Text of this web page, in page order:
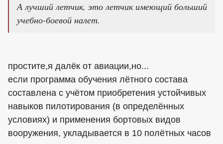
А лучший летчик, это летчик имеющий больший
учебно-боевой налет.
простите,я далёк от авиации,но...
если программа обучения лётного состава
составлена с учётом приобретения устойчивых
навыков пилотирования (в определённых
условиях) и применения бортовых видов
вооружения, укладывается в 10 полётных часов